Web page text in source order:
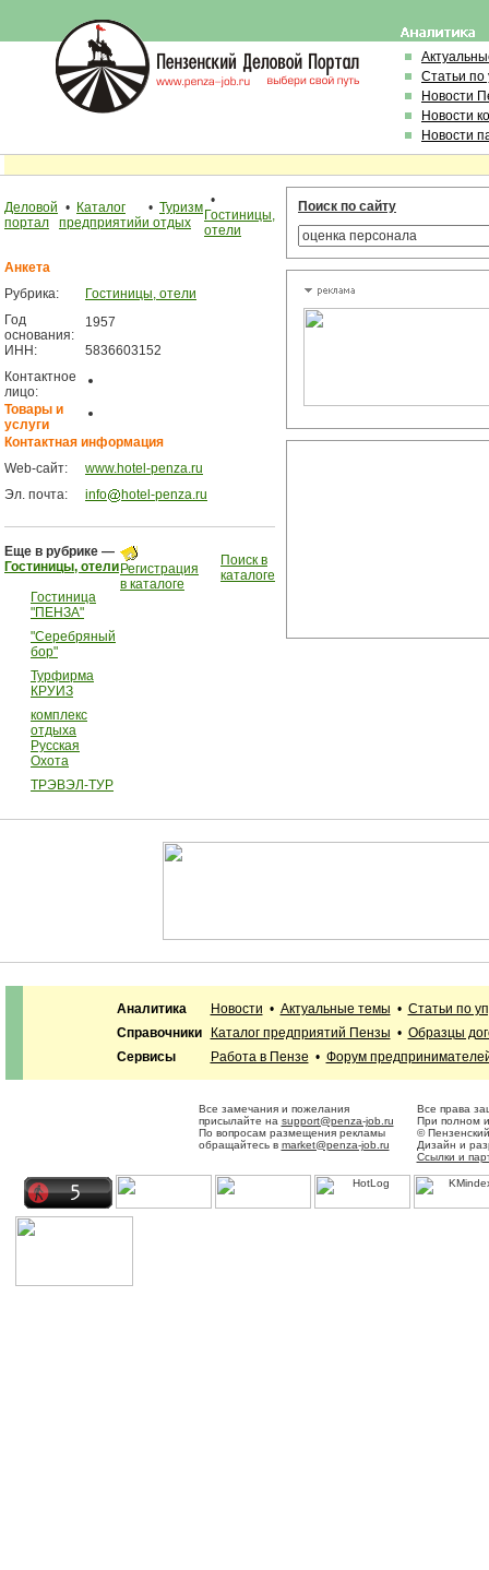
Статьи по
Новости
Новости
Новости
Деловой
портал
• Каталог
предприятий
• Туризм
и отдых
•
Гостиницы,
отели
Анкета
Рубрика:
Гостиницы, отели
Год
основания:
1957
ИНН:
5836603152
Контактное
лицо:
Товары и
услуги
Контактная информация
Web-сайт:
www.hotel-penza.ru
Эл. почта:
info hotel-penza.ru
Еще в рубрике —
Гостиницы, отели
Гостиница
"ПЕНЗА"
"Серебряный
бор"
Турфирма
КРУИЗ
комплекс
отдыха
Русская
Охота
ТРЭВЭЛ-ТУР
Регистрация
в каталоге
Поиск в
каталоге
Поиск по сайту
Аналитика Новости • Актуальные темы • Статьи по
Справочники
Каталог предприятий Пензы • Образцы
Сервисы
Работа в Пензе • Форум
Все замечания и пожелания
присылайте на support@penza-job.ru
По вопросам размещения рекламы
обращайтесь в market@penza-job.ru
Все права
При полном
©
Дизайн и
Ссылки и